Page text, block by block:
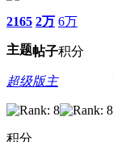
2165
主题
2万
帖子
6万
积分
超级版主
积分